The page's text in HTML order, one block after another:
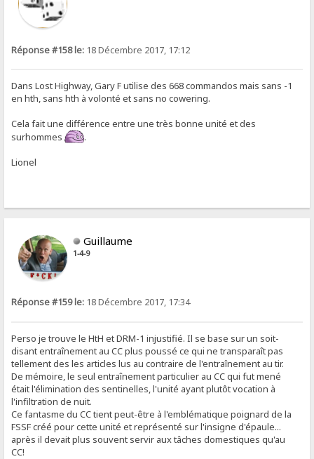
Réponse #158 le: 18 Décembre 2017, 17:12
Dans Lost Highway, Gary F utilise des 668 commandos mais sans -1
en hth, sans hth à volonté et sans no cowering.
Cela fait une différence entre une très bonne unité et des
surhommes
.
Lionel
Guillaume
1-4-9
Réponse #159 le: 18 Décembre 2017, 17:34
Perso je trouve le HtH et DRM-1 injustifié. Il se base sur un soit-
disant entraînement au CC plus poussé ce qui ne transparaît pas
tellement des les articles lus au contraire de l'entraînement au tir.
De mémoire, le seul entraînement particulier au CC qui fut mené
était l'élimination des sentinelles, l'unité ayant plutôt vocation à
l'infiltration de nuit.
Ce fantasme du CC tient peut-être à l'emblématique poignard de la
FSSF créé pour cette unité et représenté sur l'insigne d'épaule...
après il devait plus souvent servir aux tâches domestiques qu'au
CC!